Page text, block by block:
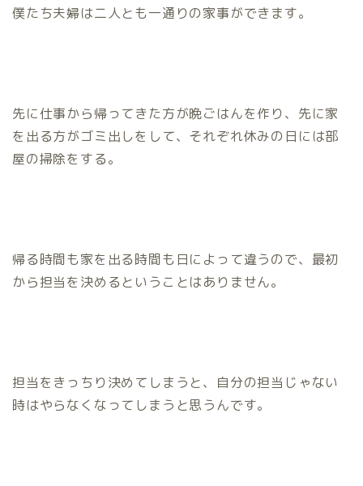
僕たち夫婦は二人とも一通りの家事ができます。
先に仕事から帰ってきた方が晩ごはんを作り、先に家
を出る方がゴミ出しをして、それぞれ休みの日には部
屋の掃除をする。
帰る時間も家を出る時間も日によって違うので、最初
から担当を決めるということはありません。
担当をきっちり決めてしまうと、自分の担当じゃない
時はやらなくなってしまうと思うんです。